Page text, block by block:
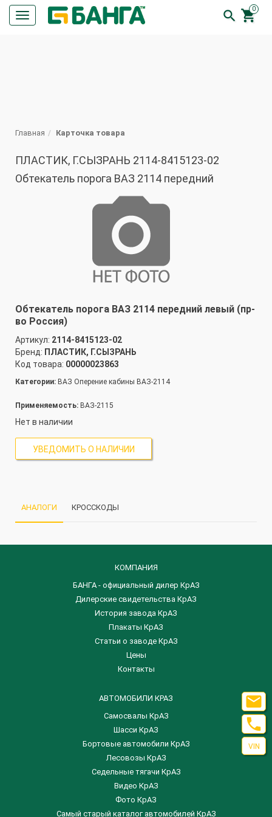
Кнопка
меню
0


Главная Карточка товара
ПЛАСТИК, Г.СЫЗРАНЬ 2114-8415123-02
Обтекатель порога ВАЗ 2114 передний
Обтекатель порога ВАЗ 2114 передний левый (пр-
во Россия)
Артикул: 2114-8415123-02
Бренд: ПЛАСТИК, Г.СЫЗРАНЬ
Код товара: 00000023863
Категории: ВАЗ Оперение кабины ВАЗ-2114
Применяемость: ВАЗ-2115
Нет в наличии
УВЕДОМИТЬ О НАЛИЧИИ
АНАЛОГИ КРОССКОДЫ
КОМПАНИЯ
БАНГА - официальный дилер КрАЗ
Дилерские свидетельства КрАЗ
История завода КрАЗ
Плакаты КрАЗ
Статьи о заводе КрАЗ
Цены
Контакты
АВТОМОБИЛИ КРАЗ
Самосвалы КрАЗ
Шасси КрАЗ
Бортовые автомобили КрАЗ
Лесовозы КрАЗ
Седельные тягачи КрАЗ
Видео КрАЗ
Фото КрАЗ
Самый старый каталог автомобилей КрАЗ


VIN